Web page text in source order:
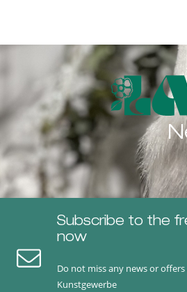
Subscribe to the
now
Do not miss any news or
Kunstgewerbe